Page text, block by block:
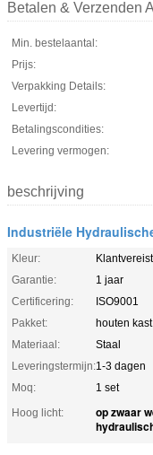
Betalen & Verzenden
Min. bestelaantal:
Prijs:
Verpakking Details:
Levertijd:
Betalingscondities:
Levering vermogen:
beschrijving
Industriële
Kleur:
Garantie:
1 jaar
Certificering:
ISO9001
Pakket:
houten kast
Materiaal:
Staal
Leveringstermijn:1-3 dagen
Moq:
1 set
Hoog licht:
op zwaar